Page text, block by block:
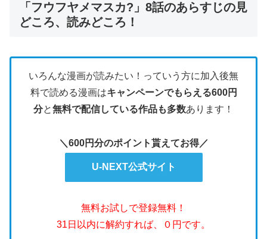
「フウフヤメマスカ?」8話のあらすじの見
どころ、読みどころ！
いろんな漫画が読みたい！っていう方に加入後無
料で読める漫画はキャンペーンでもらえる600円
分と無料で配信している作品も多数あります！
＼600円分のポイント貰えてお得／
U-NEXT公式サイト
無料お試しで登録無料！
31日以内に解約すれば、０円です。